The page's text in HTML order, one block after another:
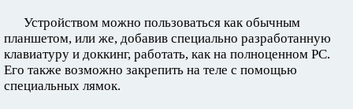
Устройством можно пользоваться как обычным
планшетом, или же, добавив специально разработанную
клавиатуру и доккинг, работать, как на полноценном PC.
Его также возможно закрепить на теле с помощью
специальных лямок.